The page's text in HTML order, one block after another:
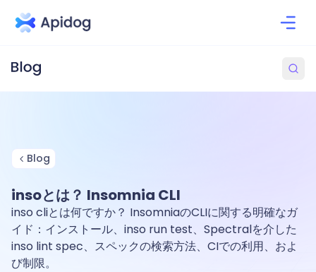
Blog
insoとは？ Insomnia CLI
inso cliとは何ですか？ InsomniaのCLIに関する明確なガ
イド：インストール、inso run test、Spectralを介した
inso lint spec、スペックの検索方法、CIでの利用、およ
び制限。